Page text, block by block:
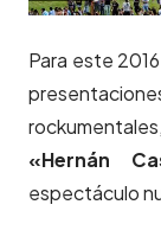
Para este
«Hernán
espectáculo